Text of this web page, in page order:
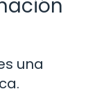
una